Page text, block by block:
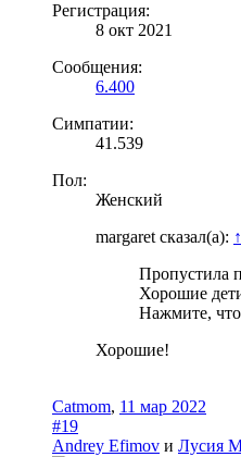
Регистрация:
8 окт 2021
Сообщения:
6.400
Симпатии:
41.539
Пол:
Женский
margaret сказал(а): ↑
Пропустила
Хорошие
Нажмите,
Хорошие!
Catmom, 11 мар 2022
#19
Andrey Efimov и Лусия